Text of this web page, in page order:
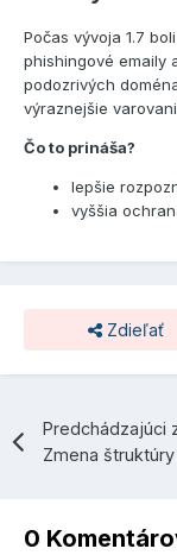
Počas vývoja 1.7
phishingové emaily
podozrivých
výraznejšie
Čo to prináša?
lepšie
vyššia
Zdieľať
Predchádzajúci
0